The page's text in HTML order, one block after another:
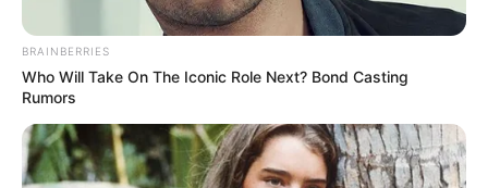
EL RODADERO
SERVICIOS PÚBLICOS
NOTICIAS MAGDALENA
MANTÉNGASE EN ALERTA
Tenemos todas las noticias que le
BRAINBERRIES
Who Will Take On The Iconic Role Next? Bond Casting
Rumors